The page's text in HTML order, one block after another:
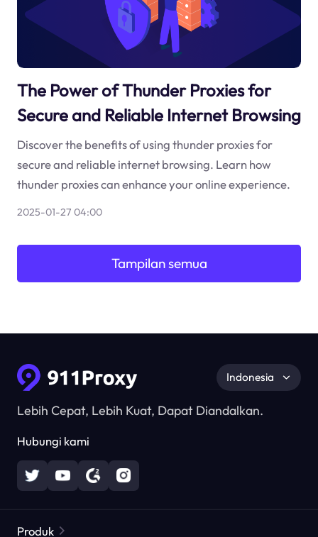
The Power of Thunder Proxies for
Secure and Reliable Internet Browsing
Discover the benefits of using thunder proxies for
secure and reliable internet browsing. Learn how
thunder proxies can enhance your online experience.
2025-01-27 04:00
Tampilan semua
Lebih Cepat, Lebih Kuat, Dapat Diandalkan.
Hubungi kami
Indonesia
Produk